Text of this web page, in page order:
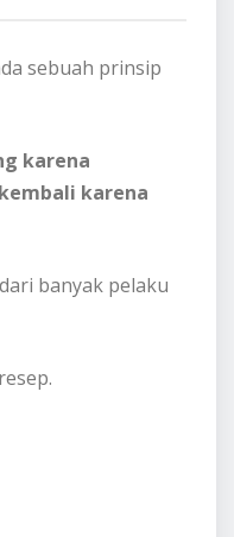
sebuah prinsip
karena
karena
banyak pelaku